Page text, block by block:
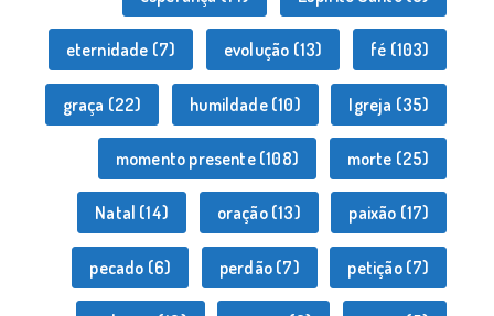
eternidade (7) evolução (13) fé (103)
graça (22) humildade(10) Igreja (35)
momento presente(108) morte (25)
Natal (14) oração(13) paixão (17)
pecado (6) perdão(7) petição(7)